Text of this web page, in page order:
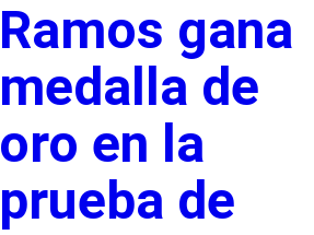
Ramos gana
medalla de
oro en la
prueba de